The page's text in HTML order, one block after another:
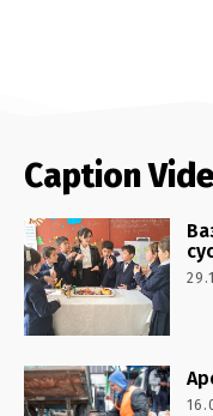
Caption